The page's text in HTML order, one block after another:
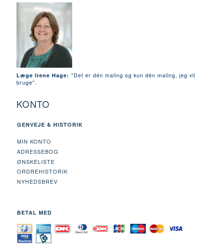
Læge Irene Hage: "Det er dén maling og kun dén maling, jeg vil
bruge".
KONTO
GENVEJE & HISTORIK
MIN KONTO
ADRESSEBOG
ØNSKELISTE
ORDREHISTORIK
NYHEDSBREV
BETAL MED